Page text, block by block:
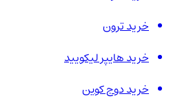
خرید ترون
خرید هایپر لیکویید
خرید دوج کوین